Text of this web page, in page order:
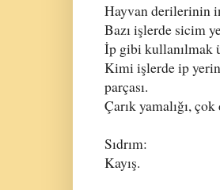
Hayvan derilerinin
Bazı işlerde sicim
İp gibi kullanılmak
Kimi işlerde ip
parçası.
Çarık yamalığı, çok
Sıdrım:
Kayış.